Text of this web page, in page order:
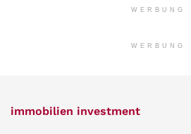
WERBUNG
WERBUNG
immobilien investment